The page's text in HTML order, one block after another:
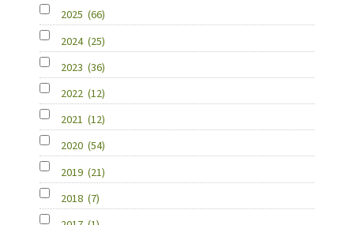
2025 (66)
2024 (25)
2023 (36)
2022 (12)
2021 (12)
2020 (54)
2019 (21)
2018 (7)